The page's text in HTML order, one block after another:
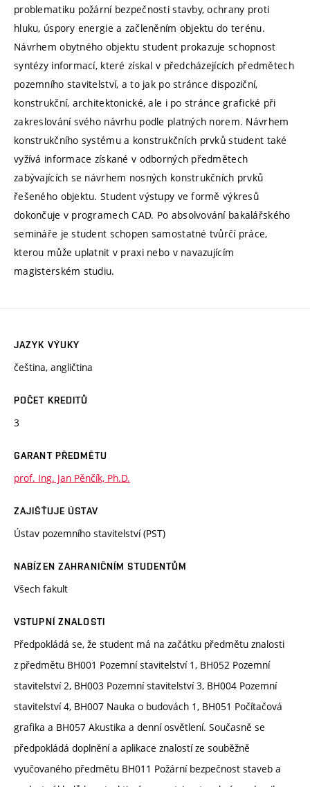
problematiku požární bezpečnosti stavby, ochrany proti
hluku, úspory energie a začleněním objektu do terénu.
Návrhem obytného objektu student prokazuje schopnost
syntézy informací, které získal v předcházejících předmětech
pozemního stavitelství, a to jak po stránce dispoziční,
konstrukční, architektonické, ale i po stránce grafické při
zakreslování svého návrhu podle platných norem. Návrhem
konstrukčního systému a konstrukčních prvků student také
vyžívá informace získané v odborných předmětech
zabývajících se návrhem nosných konstrukčních prvků
řešeného objektu. Student výstupy ve formě výkresů
dokončuje v programech CAD. Po absolvování bakalářského
semináře je student schopen samostatné tvůrčí práce,
kterou může uplatnit v praxi nebo v navazujícím
magisterském studiu.
JAZYK VÝUKY
čeština, angličtina
POČET KREDITŮ
3
GARANT PŘEDMĚTU
prof. Ing. Jan Pěnčík, Ph.D.
ZAJIŠŤUJE ÚSTAV
Ústav pozemního stavitelství (PST)
NABÍZEN ZAHRANIČNÍM STUDENTŮM
Všech fakult
VSTUPNÍ ZNALOSTI
Předpokládá se, že student má na začátku předmětu znalosti
z předmětu BH001 Pozemní stavitelství 1, BH052 Pozemní
stavitelství 2, BH003 Pozemní stavitelství 3, BH004 Pozemní
stavitelství 4, BH007 Nauka o budovách 1, BH051 Počítačová
grafika a BH057 Akustika a denní osvětlení. Současně se
předpokládá doplnění a aplikace znalostí ze souběžně
vyučovaného předmětu BH011 Požární bezpečnost staveb a